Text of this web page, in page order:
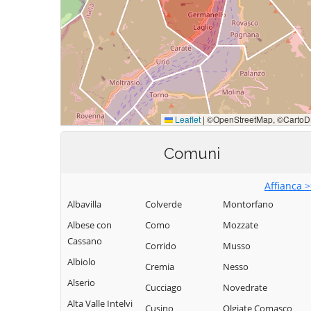
Comuni
Affianca
Albavilla
Albese con
Cassano
Albiolo
Alserio
Alta Valle Intelvi
Colverde
Como
Corrido
Cremia
Cucciago
Cusino
Montorfano
Mozzate
Musso
Nesso
Novedrate
Olgiate Comasco